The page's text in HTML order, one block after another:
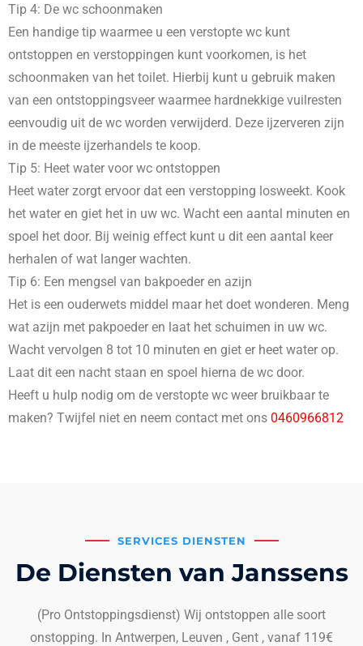
Tip 4: De wc schoonmaken
Een handige tip waarmee u een verstopte wc kunt
ontstoppen en verstoppingen kunt voorkomen, is het
schoonmaken van het toilet. Hierbij kunt u gebruik maken
van een ontstoppingsveer waarmee hardnekkige vuilresten
eenvoudig uit de wc worden verwijderd. Deze ijzerveren zijn
in de meeste ijzerhandels te koop.
Tip 5: Heet water voor wc ontstoppen
Heet water zorgt ervoor dat een verstopping losweekt. Kook
het water en giet het in uw wc. Wacht een aantal minuten en
spoel het door. Bij weinig effect kunt u dit een aantal keer
herhalen of wat langer wachten.
Tip 6: Een mengsel van bakpoeder en azijn
Het is een ouderwets middel maar het doet wonderen. Meng
wat azijn met pakpoeder en laat het schuimen in uw wc.
Wacht vervolgen 8 tot 10 minuten en giet er heet water op.
Laat dit een nacht staan en spoel hierna de wc door.
Heeft u hulp nodig om de verstopte wc weer bruikbaar te
maken? Twijfel niet en neem contact met ons 0460966812
SERVICES DIENSTEN
De Diensten van Janssens
(Pro Ontstoppingsdienst) Wij ontstoppen alle soort
onstopping. In Antwerpen, Leuven , Gent , vanaf 119€